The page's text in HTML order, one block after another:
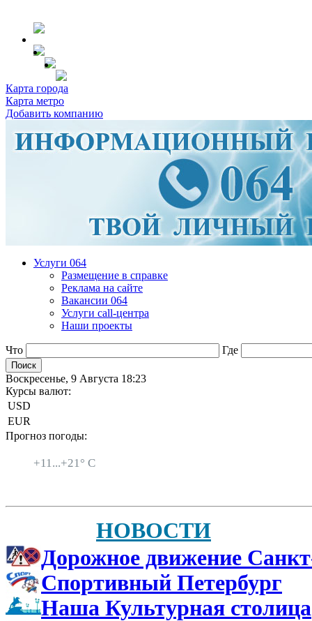
Карта города
Карта метро
Добавить компанию
Услуги 064
Размещение в справке
Реклама на сайте
Вакансии 064
Услуги call-центра
Наши проекты
Что Где
Воскресенье, 9 Августа 18:23
Курсы валют:
USD
EUR
Прогноз погоды:
+11...+21° C
НОВОСТИ
Дорожное движение
Спортивный Петербург
Наша Культурная столица